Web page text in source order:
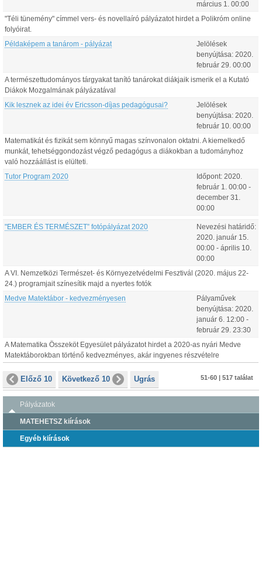
március 1 00:00
"Téli tünemény" címmel vers- és novellaíró pályázatot hirdet a Polikróm online
folyóirat.
Példaképem a tanárom - pályázat
Jelölések
benyújtása: 2020.
február 29 00:00
A természettudományos tárgyakat tanító tanárokat diákjaik ismerik el a Kutató
Diákok Mozgalmának pályázatával
Kik lesznek az idei év Ericsson-díjas pedagógusai?
Jelölések
benyújtása: 2020.
február 10 00:00
Matematikát és fizikát sem könnyű magas színvonalon oktatni. A kiemelkedő
munkát, tehetséggondozást végző pedagógus a diákokban a tudományhoz
való hozzáállást is elülteti.
Tutor Program 2020 Időpont: 2020.
február 1 00:00 -
december 31
00:00
"EMBER ÉS TERMÉSZET” fotópályázat 2020
Nevezési határidő:
2020. január 15
00:00 - április 10
00:00
A VI. Nemzetközi Természet- és Környezetvédelmi Fesztivál (2020. május 22-
24.) programjait színesítik majd a nyertes fotók
Medve Matektábor - kedvezményesen
Pályaművek
benyújtása: 2020.
január 6 12:00 -
február 29 23:30
A Matematika Összeköt Egyesület pályázatot hirdet a 2020-as nyári Medve
Matektáborokban történő kedvezményes, akár ingyenes részvételre
Előző 10 Következő 10 Ugrás 51-60 | 517 találat
Pályázatok
MATEHETSZ kiírások
Egyéb kiírások